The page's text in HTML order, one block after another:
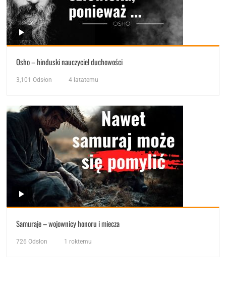
Osho – hinduski nauczyciel duchowości
3,101 Odsłon 4 latatemu
Samuraje – wojownicy honoru i miecza
726 Odsłon 1 roktemu